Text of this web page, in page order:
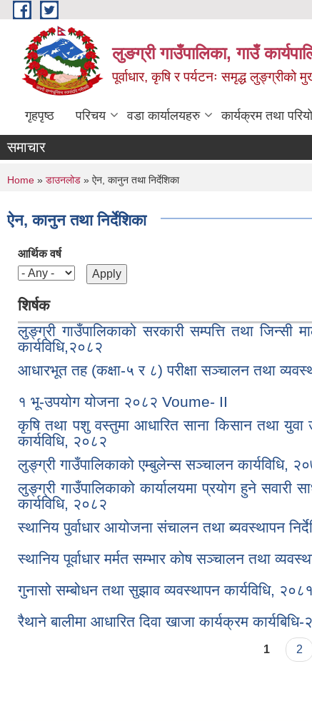
Skip to main content
लुङग्री गाउँपालिका, गाउँ
पूर्वाधार, कृषि र पर्यटनः समृद्ध लुङ्ग्रीको
गृहपृष्ठ परिचय वडा कार्यालयहरु कार्यक्रम तथा
समाचार
You are here
Home » डाउनलोड » ऐन, कानुन तथा निर्देशिका
ऐन, कानुन तथा निर्देशिका
आर्थिक वर्ष
शिर्षक
लुङ्ग्री गाउँपालिकाको सरकारी सम्पत्ति तथा जिन्सी
कार्यविधि,२०८२
आधारभूत तह (कक्षा-५ र ८) परीक्षा सञ्चालन तथा
१ भू-उपयोग योजना २०८२ Voume- II
कृषि तथा पशु वस्तुमा आधारित साना किसान तथा युवा
कार्यविधि, २०८२
लुङ्ग्री गाउँपालिकाको एम्बुलेन्स सञ्चालन कार्यविधि,
लुङ्ग्री गाउँपालिकाको कार्यालयमा प्रयोग हुने सवारी
कार्यविधि, २०८२
स्थानिय पुर्वाधार आयोजना संचालन तथा ब्यवस्थापन
स्थानिय पूर्वाधार मर्मत सम्भार कोष सञ्चालन तथा
गुनासो सम्बोधन तथा सुझाव व्यवस्थापन कार्यविधि, २०८१
रैथाने बालीमा आधारित दिवा खाजा कार्यक्रम
1 2